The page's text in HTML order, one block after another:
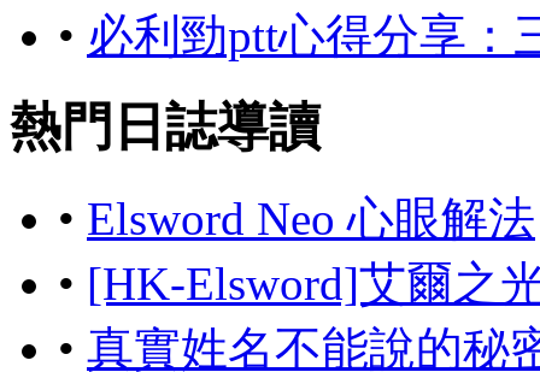
• 必利勁ptt心得分享：
熱門日誌導讀
• Elsword Neo 心眼解法
• [HK-Elsword]艾爾之
• 真實姓名不能說的秘